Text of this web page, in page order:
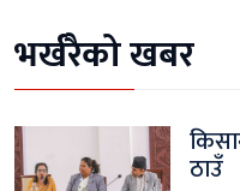
भर्खरैको खबर
ठाउँ